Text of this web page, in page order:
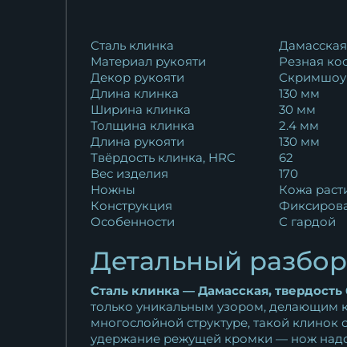
Сталь клинка
Дамасская
Материал рукояти
Резная
Декор рукояти
Скримшоу
Длина клинка
130 мм
Ширина клинка
30 мм
Толщина клинка
2.4 мм
Длина рукояти
130 мм
Твёрдость клинка, HRC
62
Вес изделия
170
Ножны
Кожа
Конструкция
Особенности
С гардой
Детальный
Сталь клинка — Дамасская, твердость
только уникальным узором, делающим
многослойной структуре, такой клинок
удержание режущей кромки — нож